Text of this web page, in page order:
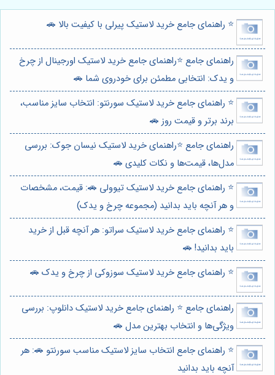
⭐️ راهنمای جامع خرید لاستیک پیرلی با کیفیت بالا 🚗
راهنمای جامع ⭐️راهنمای جامع خرید لاستیک اورجینال از چرخ
و یدک: انتخابی مطمئن برای خودروی شما 🚗
⭐️ راهنمای جامع خرید لاستیک سورنتو: انتخاب سایز مناسب،
برند برتر و قیمت روز 🚗
راهنمای جامع ⭐️راهنمای خرید لاستیک نیسان جوک: بررسی
مدل‌ها، قیمت‌ها و نکات کلیدی 🚗
⭐️ راهنمای جامع خرید لاستیک تیوولی 🚗: قیمت، مشخصات
و هر آنچه باید بدانید (مجموعه چرخ و یدک)
⭐️ راهنمای جامع خرید لاستیک سراتو: هر آنچه قبل از خرید
باید بدانید! 🚗
⭐️ راهنمای جامع خرید لاستیک سوزوکی از چرخ و یدک 🚗
راهنمای جامع ⭐️ راهنمای جامع خرید لاستیک دانلوپ: بررسی
ویژگی‌ها و انتخاب بهترین مدل 🚗
⭐️ راهنمای جامع انتخاب سایز لاستیک مناسب سورنتو 🚗: هر
آنچه باید بدانید